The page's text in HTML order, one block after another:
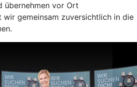
übernehmen vor Ort
gemeinsam zuversichtlich in die